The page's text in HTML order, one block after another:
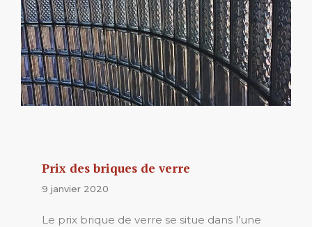
Prix des briques de verre
9 janvier 2020
Le prix brique de verre se situe dans l’une